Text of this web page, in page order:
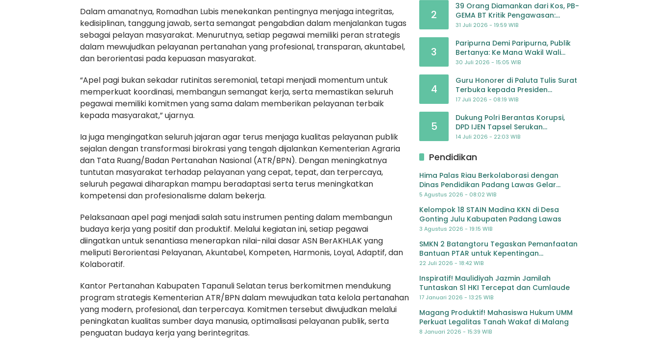
Dalam amanatnya, Romadhan Lubis menekankan pentingnya menjaga integritas,
kedisiplinan, tanggung jawab, serta semangat pengabdian dalam menjalankan tugas
sebagai pelayan masyarakat. Menurutnya, setiap pegawai memiliki peran strategis
dalam mewujudkan pelayanan pertanahan yang profesional, transparan, akuntabel,
dan berorientasi pada kepuasan masyarakat.
“Apel pagi bukan sekadar rutinitas seremonial, tetapi menjadi momentum untuk
memperkuat koordinasi, membangun semangat kerja, serta memastikan seluruh
pegawai memiliki komitmen yang sama dalam memberikan pelayanan terbaik
kepada masyarakat,” ujarnya.
Ia juga mengingatkan seluruh jajaran agar terus menjaga kualitas pelayanan publik
sejalan dengan transformasi birokrasi yang tengah dijalankan Kementerian Agraria
dan Tata Ruang/Badan Pertanahan Nasional (ATR/BPN). Dengan meningkatnya
tuntutan masyarakat terhadap pelayanan yang cepat, tepat, dan terpercaya,
seluruh pegawai diharapkan mampu beradaptasi serta terus meningkatkan
kompetensi dan profesionalisme dalam bekerja.
Pelaksanaan apel pagi menjadi salah satu instrumen penting dalam membangun
budaya kerja yang positif dan produktif. Melalui kegiatan ini, setiap pegawai
diingatkan untuk senantiasa menerapkan nilai-nilai dasar ASN BerAKHLAK yang
meliputi Berorientasi Pelayanan, Akuntabel, Kompeten, Harmonis, Loyal, Adaptif, dan
Kolaboratif.
Kantor Pertanahan Kabupaten Tapanuli Selatan terus berkomitmen mendukung
program strategis Kementerian ATR/BPN dalam mewujudkan tata kelola pertanahan
yang modern, profesional, dan terpercaya. Komitmen tersebut diwujudkan melalui
peningkatan kualitas sumber daya manusia, optimalisasi pelayanan publik, serta
penguatan budaya kerja yang berintegritas.
2
39 Orang Diamankan dari Kos, PB-
GEMA BT Kritik Pengawasan:
Jangan Tunggu Masyarakat
31 Juli 2026 - 19:59 WIB
3
Paripurna Demi Paripurna, Publik
Bertanya: Ke Mana Wakil Wali
Kota Padangsidimpuan?
30 Juli 2026 - 15:05 WIB
4
Guru Honorer di Paluta Tulis Surat
Terbuka kepada Presiden
Prabowo, Mohon Keadilan atas
17 Juli 2026 - 08:19 WIB
5
Dukung Polri Berantas Korupsi,
DPD IJEN Tapsel Serukan
Pengawalan Kasus Mantan
14 Juli 2026 - 22:03 WIB
Pendidikan
Hima Palas Riau Berkolaborasi dengan
Dinas Pendidikan Padang Lawas Gelar
Pelatihan OSIS SMP se-Kabupaten Padang
5 Agustus 2026 - 08:02 WIB
Kelompok 18 STAIN Madina KKN di Desa
Gonting Julu Kabupaten Padang Lawas
3 Agustus 2026 - 19:15 WIB
SMKN 2 Batangtoru Tegaskan Pemanfaatan
Bantuan PTAR untuk Kepentingan
Pendidikan
22 Juli 2026 - 18:42 WIB
Inspiratif! Maulidiyah Jazmin Jamilah
Tuntaskan S1 HKI Tercepat dan Cumlaude
17 Januari 2026 - 13:25 WIB
Magang Produktif! Mahasiswa Hukum UMM
Perkuat Legalitas Tanah Wakaf di Malang
8 Januari 2026 - 15:39 WIB